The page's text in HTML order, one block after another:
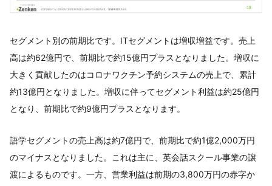
セグメント別の前期比です。ITセグメントは増収増益です。売上
高は約62億円で、前期比で約15億円プラスとなりました。増収に
大きく貢献したのはコロナワクチン予約システムの売上で、累計
約13億円となりました。増収に伴ってセグメント利益は約25億円
となり、前期比で約9億円プラスとなります。
語学セグメントの売上高は約7億円で、前期比で約1億2,000万円
のマイナスとなりました。これは主に、英会話スクール事業の譲
渡によるものです。一方、営業利益は前期の3,800万円の赤字か